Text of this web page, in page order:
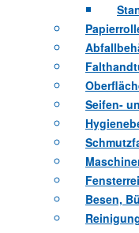
Seifen-
Besen,